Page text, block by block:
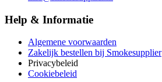
Help & Informatie
Algemene voorwaarden
Zakelijk bestellen bij Smokesupplier
Privacybeleid
Cookiebeleid